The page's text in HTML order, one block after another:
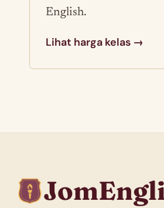
English.
Lihat harga kelas →